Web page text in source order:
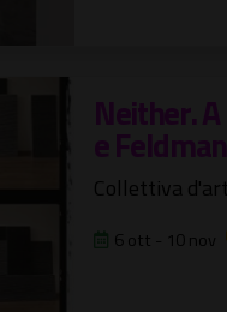
Neither.
e Feldman
Collettiva
6 ott - 10 nov